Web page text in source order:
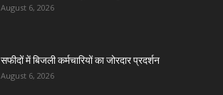
August 6, 2026
सफीदों में बिजली कर्मचारियों का जोरदार प्रदर्शन
August 6, 2026